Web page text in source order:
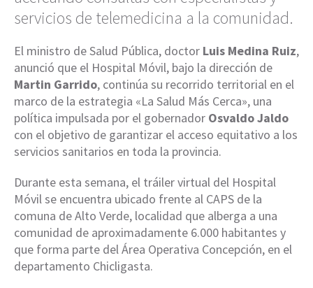
servicios de telemedicina a la comunidad.
El ministro de Salud Pública, doctor Luis Medina Ruiz,
anunció que el Hospital Móvil, bajo la dirección de
Martin Garrido, continúa su recorrido territorial en el
marco de la estrategia «La Salud Más Cerca», una
política impulsada por el gobernador Osvaldo Jaldo
con el objetivo de garantizar el acceso equitativo a los
servicios sanitarios en toda la provincia.
Durante esta semana, el tráiler virtual del Hospital
Móvil se encuentra ubicado frente al CAPS de la
comuna de Alto Verde, localidad que alberga a una
comunidad de aproximadamente 6.000 habitantes y
que forma parte del Área Operativa Concepción, en el
departamento Chicligasta.